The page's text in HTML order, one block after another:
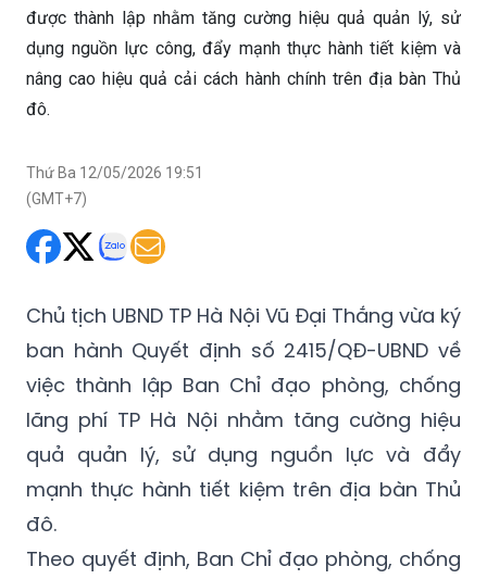
được thành lập nhằm tăng cường hiệu quả quản lý, sử
dụng nguồn lực công, đẩy mạnh thực hành tiết kiệm và
nâng cao hiệu quả cải cách hành chính trên địa bàn Thủ
đô.
Thứ Ba 12/05/2026 19:51
(GMT+7)
Chủ tịch UBND TP Hà Nội Vũ Đại Thắng vừa ký
ban hành Quyết định số 2415/QĐ-UBND về
việc thành lập Ban Chỉ đạo phòng, chống
lãng phí TP Hà Nội nhằm tăng cường hiệu
quả quản lý, sử dụng nguồn lực và đẩy
mạnh thực hành tiết kiệm trên địa bàn Thủ
đô.
Theo quyết định, Ban Chỉ đạo phòng, chống